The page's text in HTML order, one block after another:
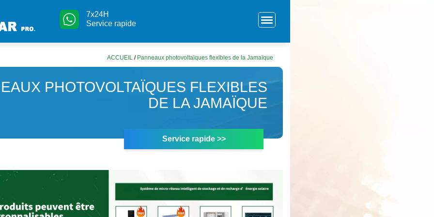
7x24H
Service rapide
ACCUEIL / Panneaux photovoltaïques flexibles de la Jamaïque
PHOTOVOLTAÏQUES FLEXIBLES
DE LA JAMAÏQUE
Service rapide >>